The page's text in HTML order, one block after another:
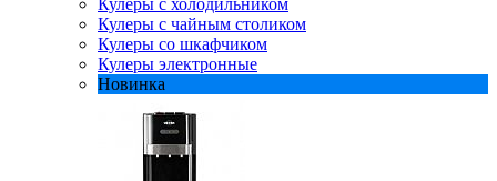
Кулеры с холодильником
Кулеры с чайным столиком
Кулеры со шкафчиком
Кулеры электронные
Новинка